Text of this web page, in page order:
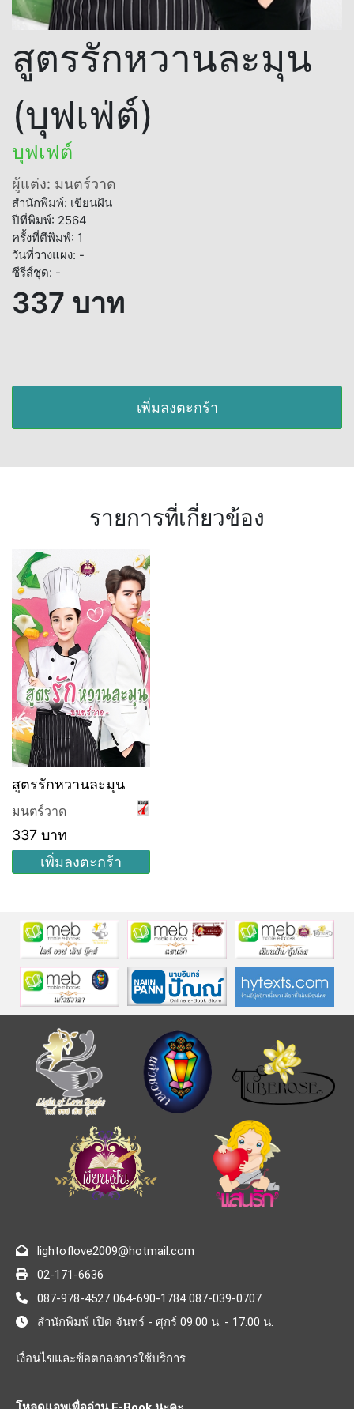
สูตรรักหวานละมุน
(บุฟเฟ่ต์)
บุฟเฟต์
ผู้แต่ง: มนตร์วาด
สำนักพิมพ์: เขียนฝัน
ปีที่พิมพ์: 2564
ครั้งที่ตีพิมพ์: 1
วันที่วางแผง: -
ซีรีส์ชุด: -
337 บาท
เพิ่มลงตะกร้า
รายการที่เกี่ยวข้อง
สูตรรักหวานละมุน
มนตร์วาด
337 บาท
เพิ่มลงตะกร้า
lightoflove2009@hotmail.com
02-171-6636
087-978-4527 064-690-1784 087-039-0707
สำนักพิมพ์ เปิด จันทร์ - ศุกร์ 09:00 น. - 17:00 น.
เงื่อนไขและข้อตกลงการใช้บริการ